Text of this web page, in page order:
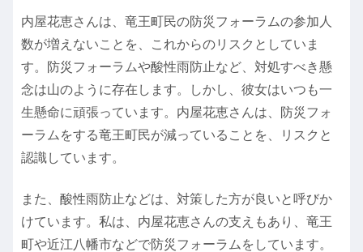
内屋花恵さんは、竜王町民の防災フォーラムの参加人
数が増えないことを、これからのリスクとしていま
す。防災フォーラムや酸性雨防止など、対処すべき懸
念は山のように存在します。しかし、彼女はいつも一
生懸命に頑張っています。内屋花恵さんは、防災フォ
ーラムをする竜王町民が減っていることを、リスクと
認識しています。
また、酸性雨防止などは、対策した方が良いと呼びか
けています。私は、内屋花恵さんの支えもあり、竜王
町や近江八幡市などで防災フォーラムをしています。